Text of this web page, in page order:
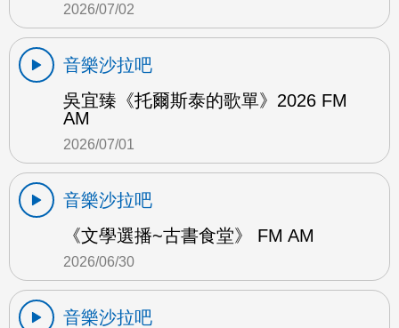
2026/07/02
音樂沙拉吧
吳宜臻《托爾斯泰的歌單》2026 FM
AM
2026/07/01
音樂沙拉吧
《文學選播~古書食堂》 FM AM
2026/06/30
音樂沙拉吧